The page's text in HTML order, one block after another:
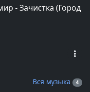
- Зачистка (Город
Вся музыка 4